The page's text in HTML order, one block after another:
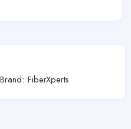
Brand: FiberXperts